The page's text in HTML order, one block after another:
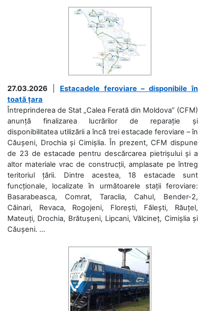
27.03.2026
Estacadele feroviare – disponibile în
toată țara
Întreprinderea de Stat „Calea Ferată din Moldova” (CFM)
anunță finalizarea lucrărilor de reparație și
disponibilitatea utilizării a încă trei estacade feroviare – în
Căușeni, Drochia și Cimișlia. În prezent, CFM dispune
de 23 de estacade pentru descărcarea pietrișului și a
altor materiale vrac de construcții, amplasate pe întreg
teritoriul țării. Dintre acestea, 18 estacade sunt
funcționale, localizate în următoarele stații feroviare:
Basarabeasca, Comrat, Taraclia, Cahul, Bender-2,
Căinari, Revaca, Rogojeni, Florești, Fălești, Răuțel,
Mateuți, Drochia, Brătușeni, Lipcani, Vălcineț, Cimișlia și
Căușeni. ...